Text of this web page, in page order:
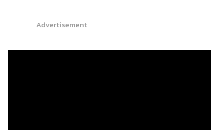
Advertisement